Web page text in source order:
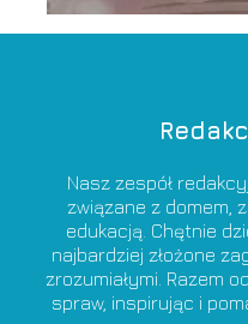
Nasz zespół
związane z domem,
edukacją. Chętnie
najbardziej złożone
zrozumiałymi. Razem
spraw, inspirując i